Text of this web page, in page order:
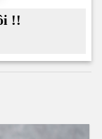
!!